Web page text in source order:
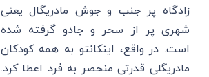
زادگاه پر جنب و جوش مادریگال یعنی
شهری پر از سحر و جادو گرفته شده
است. در واقع، اینکانتو به همه کودکان
مادریگلی قدرتی منحصر به ‌فرد اعطا کرد.